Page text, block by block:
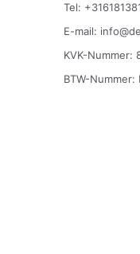
Tel:
E-mail:
KVK-Nummer:
BTW-